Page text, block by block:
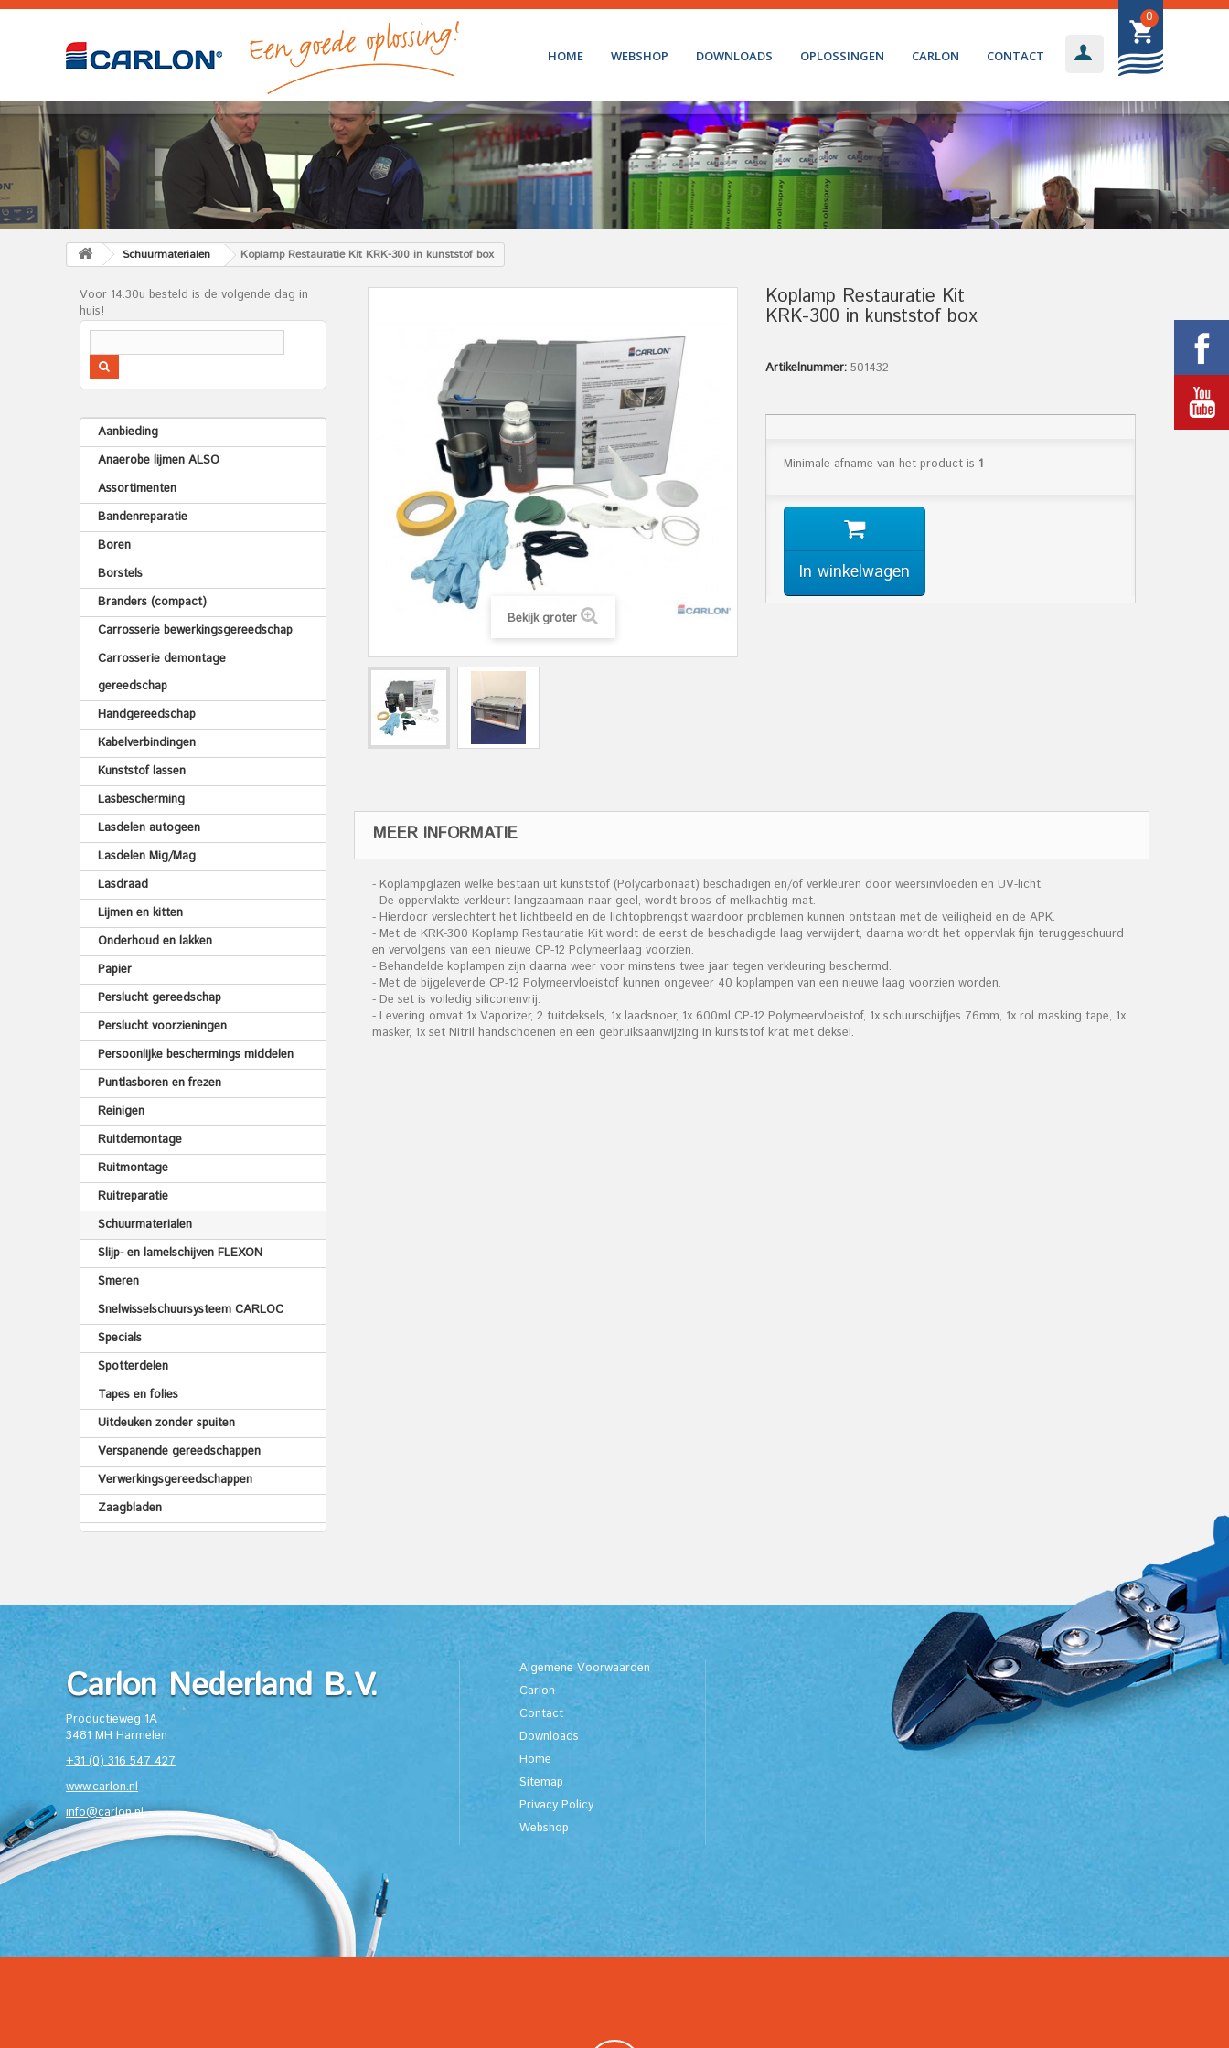
HOME WEBSHOP DOWNLOADS OPLOSSINGEN CARLON CONTACT
0
Schuurmaterialen Koplamp Restauratie Kit KRK-300 in kunststof box
Voor 14.30u besteld is de volgende dag in
huis!
Aanbieding
Anaerobe lijmen ALSO
Assortimenten
Bandenreparatie
Boren
Borstels
Branders (compact)
Carrosserie bewerkingsgereedschap
Carrosserie demontage
gereedschap
Handgereedschap
Kabelverbindingen
Kunststof lassen
Lasbescherming
Lasdelen autogeen
Lasdelen Mig/Mag
Lasdraad
Lijmen en kitten
Onderhoud en lakken
Papier
Perslucht gereedschap
Perslucht voorzieningen
Persoonlijke beschermings middelen
Puntlasboren en frezen
Reinigen
Ruitdemontage
Ruitmontage
Ruitreparatie
Schuurmaterialen
Slijp- en lamelschijven FLEXON
Smeren
Snelwisselschuursysteem CARLOC
Specials
Spotterdelen
Tapes en folies
Uitdeuken zonder spuiten
Verspanende gereedschappen
Verwerkingsgereedschappen
Zaagbladen
Bekijk groter
Koplamp Restauratie Kit
KRK-300 in kunststof box
Artikelnummer: 501432
Minimale afname van het product is 1
In winkelwagen
MEER INFORMATIE
- Koplampglazen welke bestaan uit kunststof (Polycarbonaat) beschadigen en/of verkleuren door weersinvloeden en UV-licht.
- De oppervlakte verkleurt langzaamaan naar geel, wordt broos of melkachtig mat.
- Hierdoor verslechtert het lichtbeeld en de lichtopbrengst waardoor problemen kunnen ontstaan met de veiligheid en de APK.
- Met de KRK-300 Koplamp Restauratie Kit wordt de eerst de beschadigde laag verwijdert, daarna wordt het oppervlak fijn teruggeschuurd
en vervolgens van een nieuwe CP-12 Polymeerlaag voorzien.
- Behandelde koplampen zijn daarna weer voor minstens twee jaar tegen verkleuring beschermd.
- Met de bijgeleverde CP-12 Polymeervloeistof kunnen ongeveer 40 koplampen van een nieuwe laag voorzien worden.
- De set is volledig siliconenvrij.
- Levering omvat 1x Vaporizer, 2 tuitdeksels, 1x laadsnoer, 1x 600ml CP-12 Polymeervloeistof, 1x schuurschijfjes 76mm, 1x rol masking tape, 1x
masker, 1x set Nitril handschoenen en een gebruiksaanwijzing in kunststof krat met deksel.
Carlon Nederland B.V.
Productieweg 1A
3481 MH Harmelen
+31 (0) 316 547 427
www.carlon.nl
info@carlon.nl
Algemene Voorwaarden
Carlon
Contact
Downloads
Home
Sitemap
Privacy Policy
Webshop